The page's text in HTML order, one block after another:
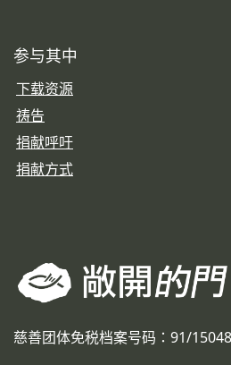
参与其中
下载资源
祷告
捐献呼吁
捐献方式
慈善团体免税档案号码：91/15048